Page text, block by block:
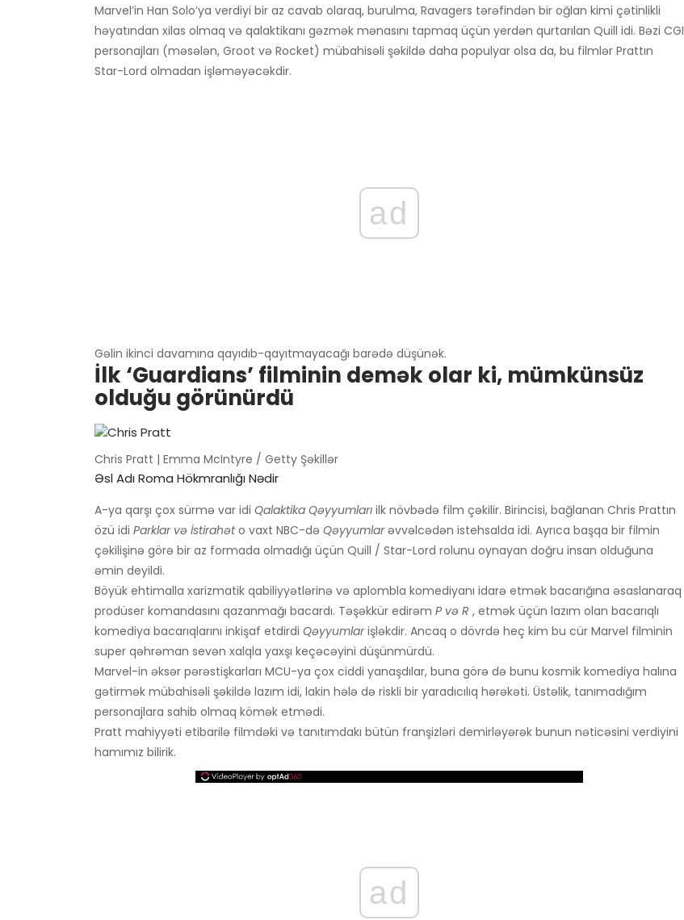
Marvel’in Han Solo’ya verdiyi bir az cavab olaraq, burulma, Ravagers tərəfindən bir oğlan kimi çətinlikli
həyatından xilas olmaq və qalaktikanı gəzmək mənasını tapmaq üçün yerdən qurtarılan Quill idi. Bəzi CGI
personajları (məsələn, Groot və Rocket) mübahisəli şəkildə daha populyar olsa da, bu filmlər Prattın
Star-Lord olmadan işləməyəcəkdir.
ad
Gəlin ikinci davamına qayıdıb-qayıtmayacağı barədə düşünək.
İlk ‘Guardians’ filminin demək olar ki, mümkünsüz
olduğu görünürdü
Chris Pratt | Emma McIntyre / Getty Şəkillər
Əsl Adı Roma Hökmranlığı Nədir
A-ya qarşı çox sürmə var idi Qalaktika Qəyyumları ilk növbədə film çəkilir. Birincisi, bağlanan Chris Prattın
özü idi Parklar və İstirahəto vaxt NBC-də Qəyyumlarəvvəlcədən istehsalda idi. Ayrıca başqa bir filmin
çəkilişinə görə bir az formada olmadığı üçün Quill / Star-Lord rolunu oynayan doğru insan olduğuna
əmin deyildi.
Böyük ehtimalla xarizmatik qabiliyyətlərinə və aplombla komediyanı idarə etmək bacarığına əsaslanaraq
prodüser komandasını qazanmağı bacardı. Təşəkkür edirəm P və R , etmək üçün lazım olan bacarıqlı
komediya bacarıqlarını inkişaf etdirdi Qəyyumlarişləkdir. Ancaq o dövrdə heç kim bu cür Marvel filminin
super qəhrəman sevən xalqla yaxşı keçəcəyini düşünmürdü.
Marvel-in əksər pərəstişkarları MCU-ya çox ciddi yanaşdılar, buna görə də bunu kosmik komediya halına
gətirmək mübahisəli şəkildə lazım idi, lakin hələ də riskli bir yaradıcılıq hərəkəti. Üstəlik, tanımadığım
personajlara sahib olmaq kömək etmədi.
Pratt mahiyyəti etibarilə filmdəki və tanıtımdakı bütün franşizləri demirləyərək bunun nəticəsini verdiyini
hamımız bilirik.
ad